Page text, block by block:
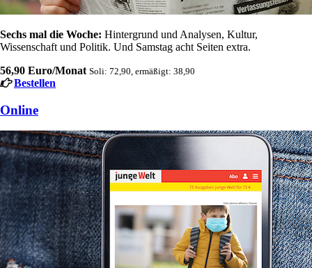
Sechs mal die Woche: Hintergrund und Analysen, Kultur,
Wissenschaft und Politik. Und Samstag acht Seiten extra.
56,90 Euro/Monat Soli: 72,90, ermäßigt: 38,90
Bestellen
Online